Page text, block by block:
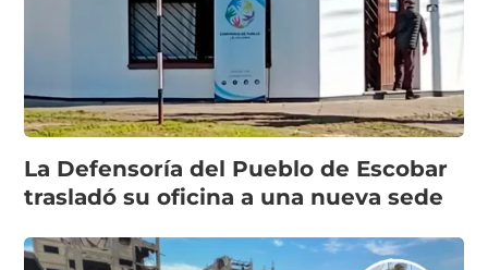
La Defensoría del Pueblo de Escobar
trasladó su oficina a una nueva sede